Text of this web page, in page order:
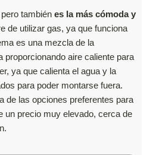
también es la más cómoda y
de utilizar gas, ya que funciona
es una mezcla de la
proporcionando aire caliente para
ya que calienta el agua y la
para poder montarse fuera.
de las opciones preferentes para
un precio muy elevado, cerca de